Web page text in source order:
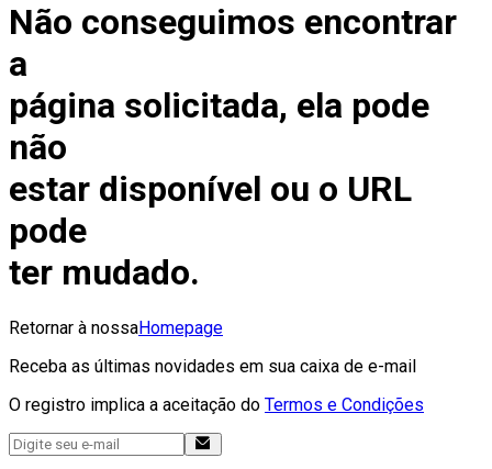
Não conseguimos encontrar
a
página solicitada, ela pode
não
estar disponível ou o URL
pode
ter mudado.
Retornar à nossaHomepage
Receba as últimas novidades em sua caixa de e-mail
O registro implica a aceitação do Termos e Condições